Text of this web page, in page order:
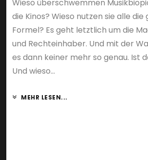
Wieso überschwemmen
die Kinos? Wieso nutzen sie alle die
Formel? Es geht letztlich um die
und Rechteinhaber. Und mit der
es dann keiner mehr so genau. Ist
Und wieso...
MEHR LESEN...